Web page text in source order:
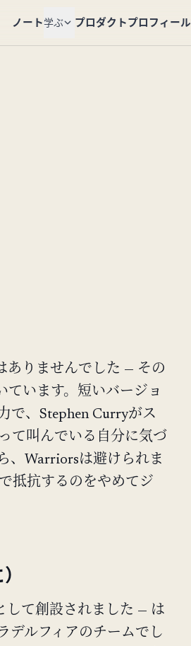
ノート学ぶ プロダクトプロフィール
ありませんでした — その
ています。短いバージョ
で、Stephen Curryがス
て叫んでいる自分に気づ
、Warriorsは避けられま
抵抗するのをやめてジ
して創設されました — は
デルフィアのチームでし